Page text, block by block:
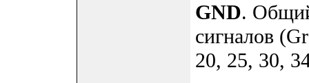
GND.
сигналов
20, 25, 30,